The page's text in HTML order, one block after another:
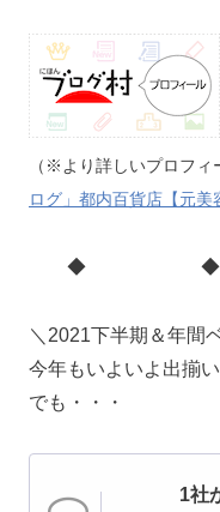
（※より詳しいプロフ
ログ」都内百貨店【元
◆
＼2021下半期＆年間
今年もいよいよ出揃
でも・・・
1社